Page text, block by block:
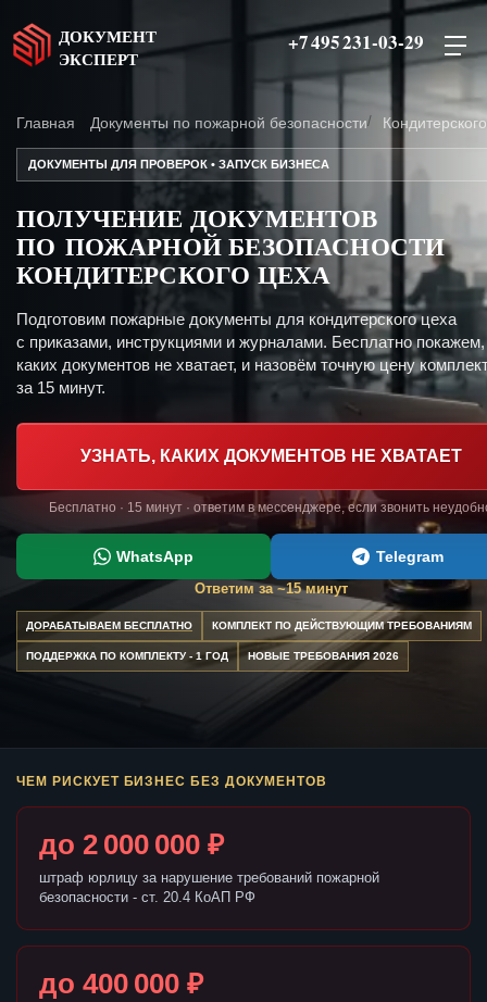
ДОКУМЕНТ
ЭКСПЕРТ
+7 495 231-03-29
Главная Документы по пожарной безопасности
ДОКУМЕНТЫ ДЛЯ ПРОВЕРОК • ЗАПУСК БИЗНЕСА
ПОЛУЧЕНИЕ ДОКУМЕНТОВ
ПО ПОЖАРНОЙ БЕЗОПАСНОСТИ
КОНДИТЕРСКОГО ЦЕХА
Подготовим пожарные документы для кондитерского цеха
с приказами, инструкциями и журналами. Бесплатно покажем,
каких документов не хватает, и назовём точную цену
за 15 минут.
УЗНАТЬ, КАКИХ ДОКУМЕНТОВ НЕ ХВАТАЕТ
Бесплатно · 15 минут · ответим в мессенджере, если звонить
WhatsApp Telegram
Ответим за ~15 минут
ДОРАБАТЫВАЕМ БЕСПЛАТНО КОМПЛЕКТ ПО ДЕЙСТВУЮЩИМ ТРЕБОВАНИЯМ
ПОДДЕРЖКА ПО КОМПЛЕКТУ - 1 ГОД НОВЫЕ ТРЕБОВАНИЯ 2026
ЧЕМ РИСКУЕТ БИЗНЕС БЕЗ ДОКУМЕНТОВ
до 2 000 000 ₽
штраф юрлицу за нарушение требований пожарной
безопасности - ст. 20.4 КоАП РФ
до 400 000 ₽